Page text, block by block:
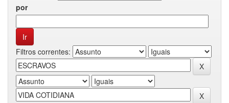
por
Filtros correntes: